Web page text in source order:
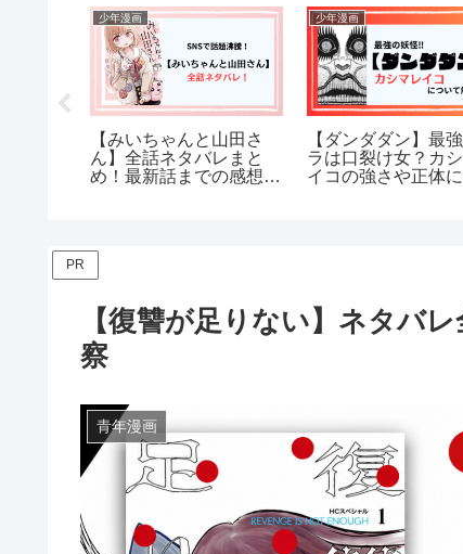
青年漫画
【無職転生】ルーデウス
は左手を失う！？そのあ
と治るのか？について解
少女漫画
【泣いてみろ、乞う
いい】結末ネタバレ
イラとマティアスは
PR
【復讐が足りない】ネタバ
察
青年漫画